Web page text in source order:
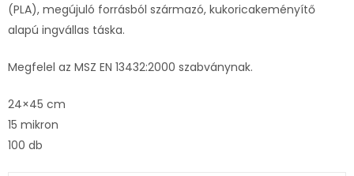
(PLA), megújuló forrásból származó, kukoricakeményítő
alapú ingvállas táska.
Megfelel az MSZ EN 13432:2000 szabványnak.
24×45 cm
15 mikron
100 db